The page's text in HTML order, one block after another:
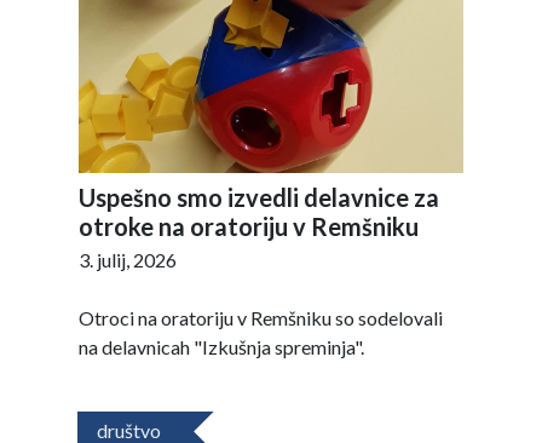
Uspešno smo izvedli delavnice za
otroke na oratoriju v Remšniku
3. julij, 2026
Otroci na oratoriju v Remšniku so sodelovali
na delavnicah "Izkušnja spreminja".
društvo